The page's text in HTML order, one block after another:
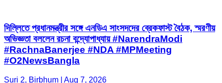
দিল্লিতে প্রধানমন্ত্রীর সঙ্গে এনডিএ সাংসদদের ব্রেকফাস্ট বৈঠক, স্মরণীয়
অভিজ্ঞতা বললেন রচনা বন্দ্যোপাধ্যায় #NarendraModi
#RachnaBanerjee #NDA #MPMeeting
#O2NewsBangla
Suri 2, Birbhum | Aug 7, 2026